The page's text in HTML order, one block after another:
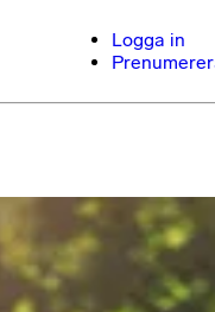
Logga in